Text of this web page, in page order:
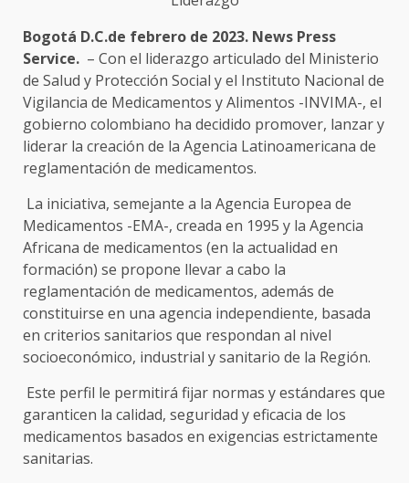
Bogotá D.C.de febrero de 2023. News Press
Service. – Con el liderazgo articulado del Ministerio
de Salud y Protección Social y el Instituto Nacional de
Vigilancia de Medicamentos y Alimentos -INVIMA-, el
gobierno colombiano ha decidido promover, lanzar y
liderar la creación de la Agencia Latinoamericana de
reglamentación de medicamentos.
La iniciativa, semejante a la Agencia Europea de
Medicamentos -EMA-, creada en 1995 y la Agencia
Africana de medicamentos (en la actualidad en
formación) se propone llevar a cabo la
reglamentación de medicamentos, además de
constituirse en una agencia independiente, basada
en criterios sanitarios que respondan al nivel
socioeconómico, industrial y sanitario de la Región.
Este perfil le permitirá fijar normas y estándares que
garanticen la calidad, seguridad y eficacia de los
medicamentos basados en exigencias estrictamente
sanitarias.